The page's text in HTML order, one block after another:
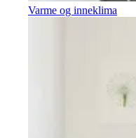
Varme og inneklima